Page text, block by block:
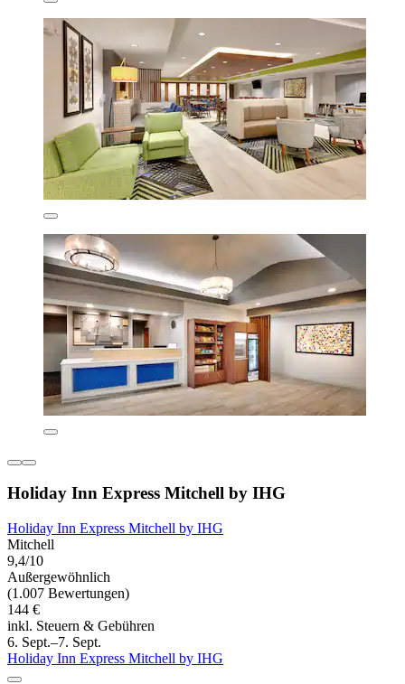
Holiday Inn Express Mitchell by IHG
Holiday Inn Express Mitchell by IHG
Mitchell
9,4/10
Außergewöhnlich
(1.007 Bewertungen)
144 €
inkl. Steuern & Gebühren
6. Sept.–7. Sept.
Holiday Inn Express Mitchell by IHG